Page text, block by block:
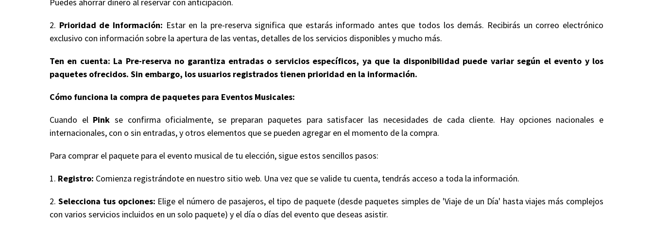
2. Prioridad de Información: Estar en la pre-reserva significa que estarás informado antes que todos los demás. Recibirás un correo electrónico
exclusivo con información sobre la apertura de las ventas, detalles de los servicios disponibles y mucho más.
Ten en cuenta: La Pre-reserva no garantiza entradas o servicios específicos, ya que la disponibilidad puede variar según el evento y los
paquetes ofrecidos. Sin embargo, los usuarios registrados tienen prioridad en la información.
Cómo funciona la compra de paquetes para Eventos Musicales:
Cuando el Pink se confirma oficialmente, se preparan paquetes para satisfacer las necesidades de cada cliente. Hay opciones nacionales e
internacionales, con o sin entradas, y otros elementos que se pueden agregar en el momento de la compra.
Para comprar el paquete para el evento musical de tu elección, sigue estos sencillos pasos:
1. Registro: Comienza registrándote en nuestro sitio web. Una vez que se valide tu cuenta, tendrás acceso a toda la información.
2. Selecciona tus opciones: Elige el número de pasajeros, el tipo de paquete (desde paquetes simples de 'Viaje de un Día' hasta viajes más complejos
con varios servicios incluidos en un solo paquete) y el día o días del evento que deseas asistir.